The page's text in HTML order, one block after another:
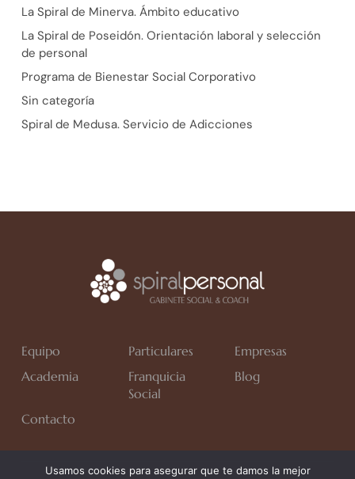
La Spiral de Minerva. Ámbito educativo
La Spiral de Poseidón. Orientación laboral y selección
de personal
Programa de Bienestar Social Corporativo
Sin categoría
Spiral de Medusa. Servicio de Adicciones
Equipo Particulares
Empresas
Academia
Franquicia
Social
Blog
Contacto
Usamos cookies para asegurar que te damos la mejor